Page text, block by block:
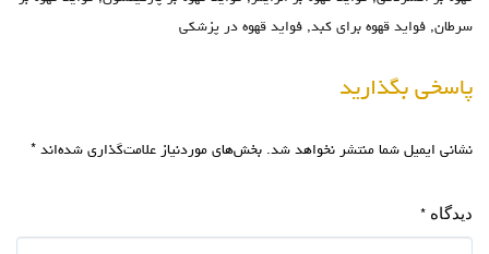
سرطان, فواید قهوه برای کبد, فواید قهوه در پزشکی
پاسخی بگذارید
نشانی ایمیل شما منتشر نخواهد شد. بخش‌های موردنیاز علامت‌گذاری شده‌اند *
دیدگاه *